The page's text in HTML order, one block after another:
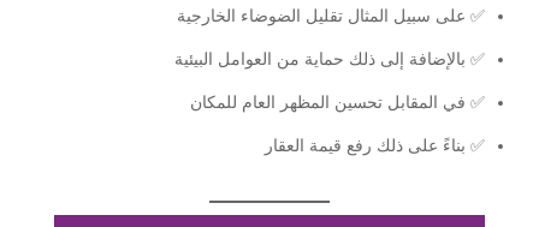
✅ على سبيل المثال تقليل الضوضاء الخارجية
✅ بالإضافة إلى ذلك حماية من العوامل البيئية
✅ في المقابل تحسين المظهر العام للمكان
✅ بناءً على ذلك رفع قيمة العقار